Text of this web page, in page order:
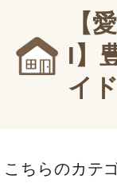
【
I】
イド
こちらのカテ